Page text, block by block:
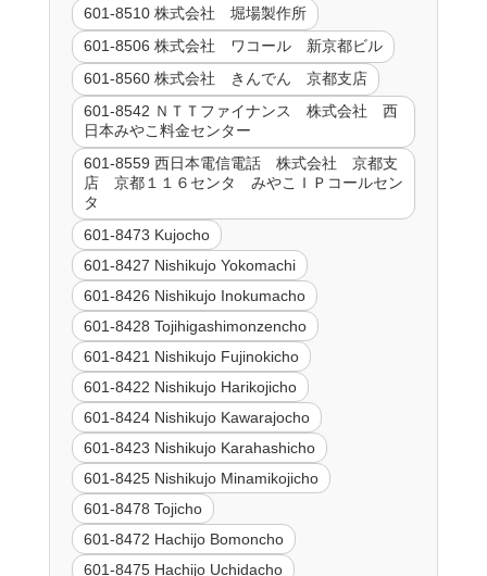
601-8510 株式会社 堀場製作所
601-8506 株式会社 ワコール 新京都ビル
601-8560 株式会社 きんでん 京都支店
601-8542 ＮＴＴファイナンス 株式会社 西
日本みやこ料金センター
601-8559 西日本電信電話 株式会社 京都支
店 京都１１６センタ みやこＩＰコールセン
タ
601-8473 Kujocho
601-8427 Nishikujo Yokomachi
601-8426 Nishikujo Inokumacho
601-8428 Tojihigashimonzencho
601-8421 Nishikujo Fujinokicho
601-8422 Nishikujo Harikojicho
601-8424 Nishikujo Kawarajocho
601-8423 Nishikujo Karahashicho
601-8425 Nishikujo Minamikojicho
601-8478 Tojicho
601-8472 Hachijo Bomoncho
601-8475 Hachijo Uchidacho